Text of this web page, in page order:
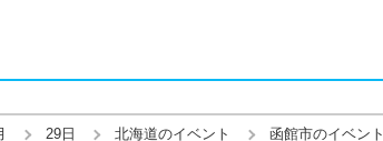
29日 北海道のイベント 函館市のイベント